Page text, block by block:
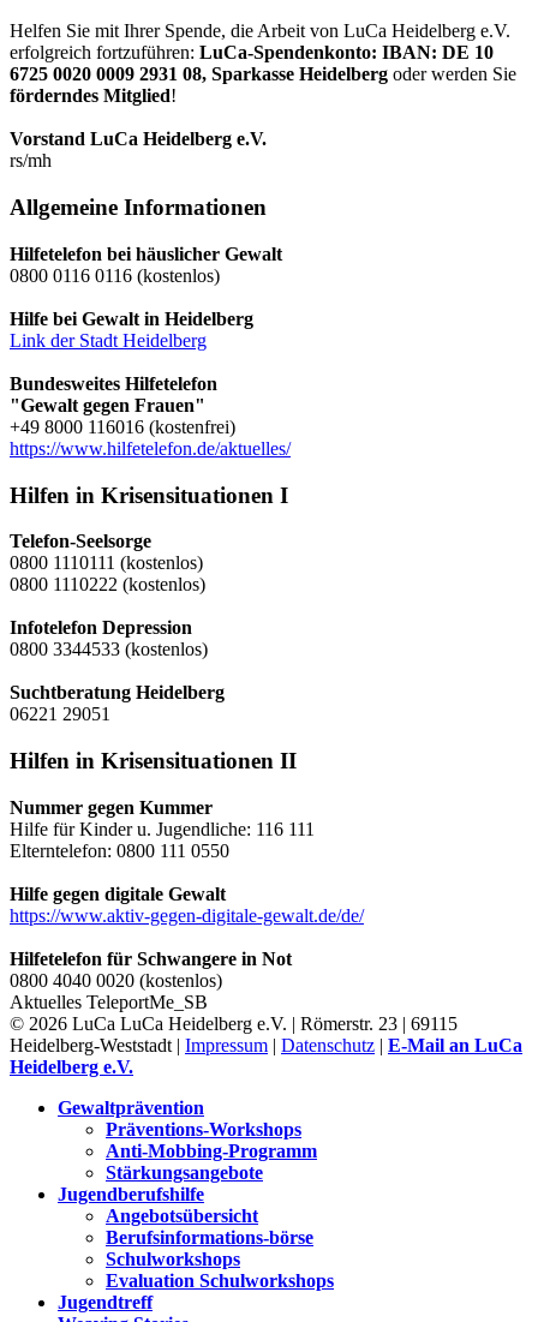
Helfen Sie mit Ihrer Spende, die Arbeit von LuCa Heidelberg e.V.
erfolgreich fortzuführen: LuCa-Spendenkonto: IBAN: DE 10
6725 0020 0009 2931 08, Sparkasse Heidelberg oder werden Sie
förderndes Mitglied!
Vorstand LuCa Heidelberg e.V.
rs/mh
Allgemeine Informationen
Hilfetelefon bei häuslicher Gewalt
0800 0116 0116 (kostenlos)
Hilfe bei Gewalt in Heidelberg
Link der Stadt Heidelberg
Bundesweites Hilfetelefon
"Gewalt gegen Frauen"
+49 8000 116016 (kostenfrei)
https://www.hilfetelefon.de/aktuelles/
Hilfen in Krisensituationen I
Telefon-Seelsorge
0800 1110111 (kostenlos)
0800 1110222 (kostenlos)
Infotelefon Depression
0800 3344533 (kostenlos)
Suchtberatung Heidelberg
06221 29051
Hilfen in Krisensituationen II
Nummer gegen Kummer
Hilfe für Kinder u. Jugendliche: 116 111
Elterntelefon: 0800 111 0550
Hilfe gegen digitale Gewalt
https://www.aktiv-gegen-digitale-gewalt.de/de/
Hilfetelefon für Schwangere in Not
0800 4040 0020 (kostenlos)
Aktuelles TeleportMe_SB
© 2026 LuCa LuCa Heidelberg e.V. | Römerstr. 23 | 69115
Heidelberg-Weststadt | Impressum | Datenschutz | E-Mail an LuCa
Heidelberg e.V.
Gewaltprävention
Präventions-Workshops
Anti-Mobbing-Programm
Stärkungsangebote
Jugendberufshilfe
Angebotsübersicht
Berufsinformations-börse
Schulworkshops
Evaluation Schulworkshops
Jugendtreff